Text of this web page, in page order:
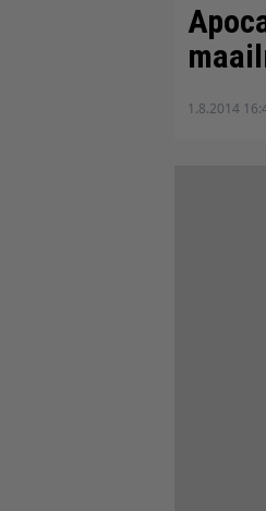
1.8.2014